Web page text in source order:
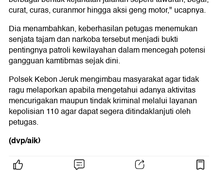
curat, curas, curanmor hingga aksi geng motor," ucapnya.
Dia menambahkan, keberhasilan petugas menemukan
senjata tajam dan narkoba tersebut menjadi bukti
pentingnya patroli kewilayahan dalam mencegah potensi
gangguan kamtibmas sejak dini.
Polsek Kebon Jeruk mengimbau masyarakat agar tidak
ragu melaporkan apabila mengetahui adanya aktivitas
mencurigakan maupun tindak kriminal melalui layanan
kepolisian 110 agar dapat segera ditindaklanjuti oleh
petugas.
(dvp/aik)